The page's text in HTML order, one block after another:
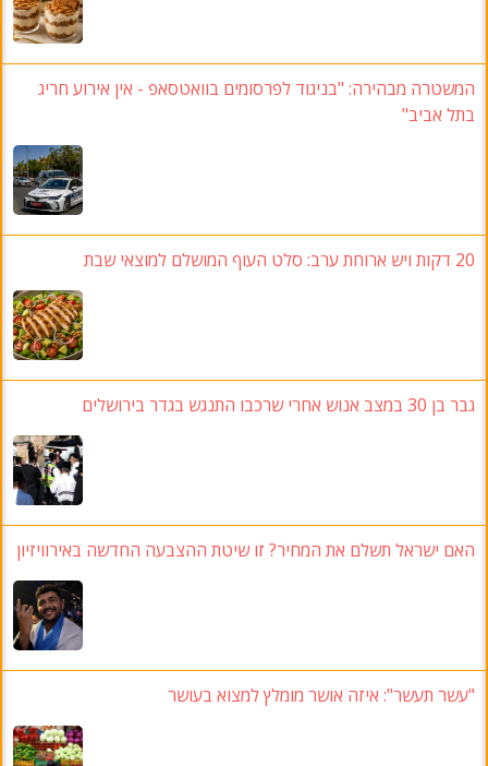
המשטרה מבהירה: "בניגוד לפרסומים בוואטסאפ - אין אירוע חריג
בתל אביב"
20 דקות ויש ארוחת ערב: סלט העוף המושלם למוצאי שבת
גבר בן 30 במצב אנוש אחרי שרכבו התנגש בגדר בירושלים
האם ישראל תשלם את המחיר? זו שיטת ההצבעה החדשה באירוויזיון
"עשר תעשר": איזה אושר מומלץ למצוא בעושר